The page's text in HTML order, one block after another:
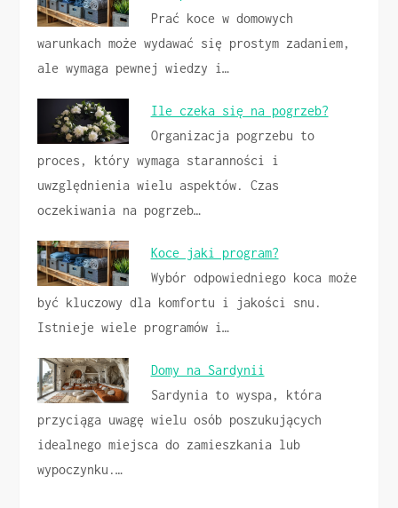
Prać koce w domowych
warunkach może wydawać się prostym zadaniem,
ale wymaga pewnej wiedzy i…
Ile czeka się na pogrzeb?
Organizacja pogrzebu to
proces, który wymaga staranności i
uwzględnienia wielu aspektów. Czas
oczekiwania na pogrzeb…
Koce jaki program?
Wybór odpowiedniego koca może
być kluczowy dla komfortu i jakości snu.
Istnieje wiele programów i…
Domy na Sardynii
Sardynia to wyspa, która
przyciąga uwagę wielu osób poszukujących
idealnego miejsca do zamieszkania lub
wypoczynku.…